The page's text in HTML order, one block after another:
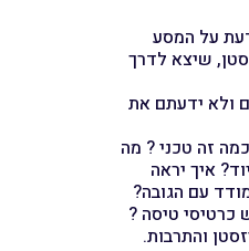
על המסע
שיצא לדרך
ולא ידעתם את
זה טכני ? מה
איך יראה
עם הגובה?
כרטיסי טיסה ?
והתרבות.